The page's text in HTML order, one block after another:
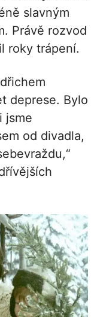
slavným
Právě rozvod
roky trápení.
deprese. Bylo
jsme
od divadla,